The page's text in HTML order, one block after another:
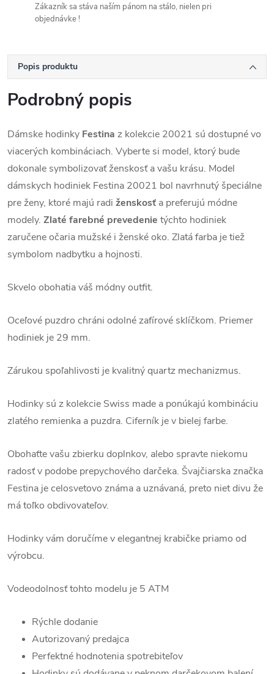
Zákazník sa stáva naším pánom na stálo, nielen pri
objednávke !
Popis produktu
Podrobný popis
Dámske hodinky Festina z kolekcie 20021 sú dostupné vo
viacerých kombináciach. Vyberte si model, ktorý bude
dokonale symbolizovať ženskosť a vašu krásu. Model
dámskych hodiniek Festina 20021 bol navrhnutý špeciálne
pre ženy, ktoré majú radi ženskosť a preferujú módne
modely. Zlaté farebné prevedenie týchto hodiniek
zaručene očaria mužské i ženské oko. Zlatá farba je tiež
symbolom nadbytku a hojnosti.
Skvelo obohatia váš módny outfit.
Oceľové puzdro chráni odolné zafírové sklíčkom. Priemer
hodiniek je 29 mm.
Zárukou spoľahlivosti je kvalitný quartz mechanizmus.
Hodinky sú z kolekcie Swiss made a ponúkajú kombináciu
zlatého remienka a puzdra. Ciferník je v bielej farbe.
Obohaťte vašu zbierku doplnkov, alebo spravte niekomu
radosť v podobe prepychového darčeka. Švajčiarska značka
Festina je celosvetovo známa a uznávaná, preto niet divu že
má toľko obdivovateľov.
Hodinky vám doručíme v elegantnej krabičke priamo od
výrobcu.
Vodeodolnosť tohto modelu je 5 ATM
Rýchle dodanie
Autorizovaný predajca
Perfektné hodnotenia spotrebiteľov